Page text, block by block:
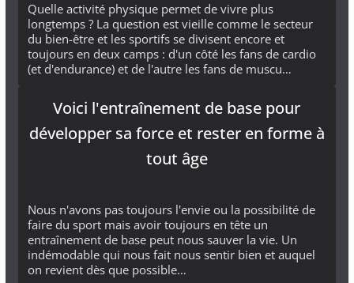
Quelle activité physique permet de vivre plus
longtemps ? La question est vieille comme le secteur
du bien-être et les sportifs se divisent encore et
toujours en deux camps : d'un côté les fans de cardio
(et d'endurance) et de l'autre les fans de muscu…
Voici l'entraînement de base pour
développer sa force et rester en forme à
tout âge
Nous n'avons pas toujours l'envie ou la possibilité de
faire du sport mais avoir toujours en tête un
entraînement de base peut nous sauver la vie. Un
indémodable qui nous fait nous sentir bien et auquel
on revient dès que possible…